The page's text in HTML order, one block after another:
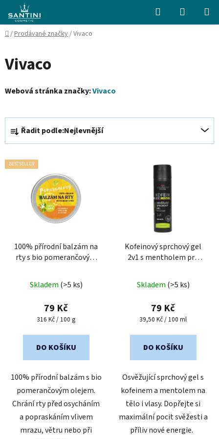
obsah
Hledat
KOŠÍK
Domů
/Prodávané značky/Vivaco
Vivaco
Webová stránka značky:Vivaco
Ř
z
e
n
Řadit podle:Nejlevnější
V
ý
BESTSELLER
100% přírodní balzám na
rty s bio pomerančovým
hodnocení
produktu
je
z
Skladem (>5 ks)
79 Kč
Měrná
316 Kč / 100 g
DO KOŠÍKU
100% přírodní balzám s bio
pomerančovým olejem.
Chrání rty před osycháním
a popraskáním vlivem
mrazu, větru nebo při
Kofeinový sprchový gel
2v1 s mentholem pro
hodnocení
produktu
je
z
Skladem (>5 ks)
79 Kč
Měrná
39,50 Kč / 100 ml
DO KOŠÍKU
Osvěžující sprchový gel s
kofeinem a mentolem na
tělo i vlasy. Dopřejte si
maximální pocit svěžesti a
příliv nové energie.